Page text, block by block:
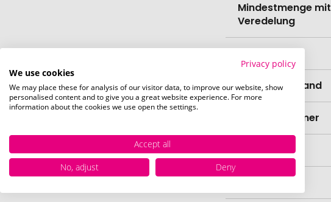
Mindestmenge mit
Veredelung
Herstellungsland
Zolltarifnummer
Marke
Privacy policy
We use cookies
We may place these for analysis of our visitor data, to improve our website, show
personalised content and to give you a great website experience. For more
information about the cookies we use open the settings.
Accept all
No, adjust
Deny